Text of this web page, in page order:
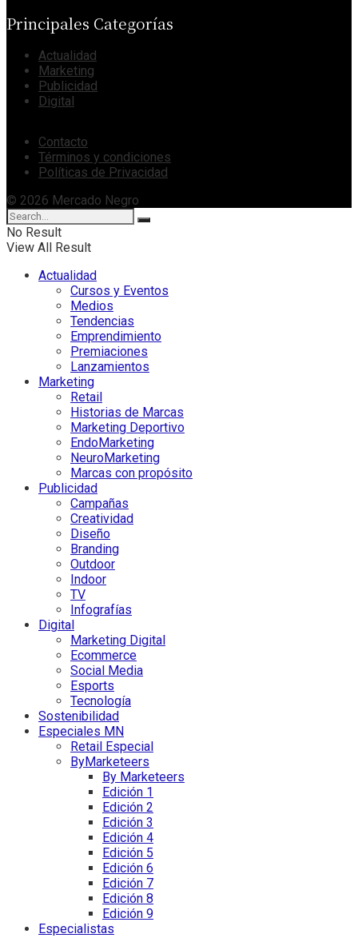
Principales Categorías
Actualidad
Marketing
Publicidad
Digital
Contacto
Términos y condiciones
Políticas de Privacidad
© 2026 Mercado Negro
No Result
View All Result
Actualidad
Cursos y Eventos
Medios
Tendencias
Emprendimiento
Premiaciones
Lanzamientos
Marketing
Retail
Historias de Marcas
Marketing Deportivo
EndoMarketing
NeuroMarketing
Marcas con propósito
Publicidad
Campañas
Creatividad
Diseño
Branding
Outdoor
Indoor
TV
Infografías
Digital
Marketing Digital
Ecommerce
Social Media
Esports
Tecnología
Sostenibilidad
Especiales MN
Retail Especial
ByMarketeers
By Marketeers
Edición 1
Edición 2
Edición 3
Edición 4
Edición 5
Edición 6
Edición 7
Edición 8
Edición 9
Especialistas